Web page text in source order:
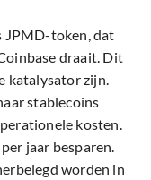
JPMD-token, dat
draait. Dit
katalysator zijn.
stablecoins
kosten.
jaar besparen.
worden in